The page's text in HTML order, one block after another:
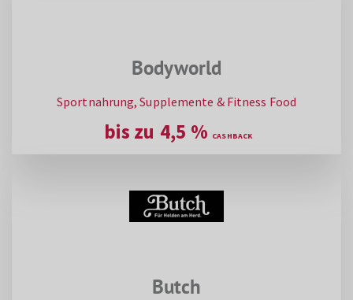
Bodyworld
Sportnahrung, Supplemente & Fitness Food
bis zu 4,5 %
Butch